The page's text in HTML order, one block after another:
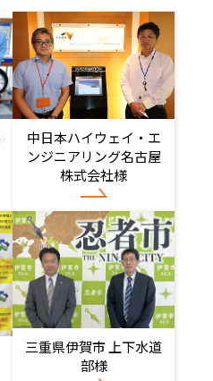
中日本ハイウェイ・エ
ンジニアリング名古屋
株式会社様
三重県伊賀市 上下水道
部様